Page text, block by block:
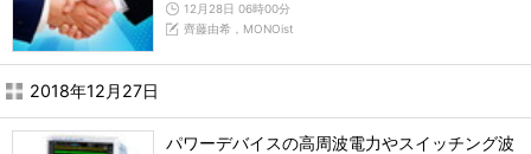
12月28日 06時00分
齊藤由希，MONOist
2018年12月27日
パワーデバイスの高周波電力やスイッチング波